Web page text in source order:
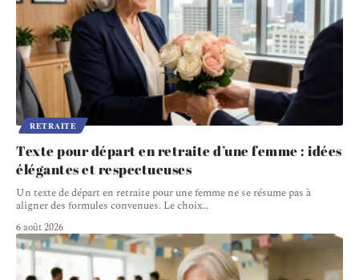
RETRAITE
Texte pour départ en retraite d’une femme : idées
élégantes et respectueuses
Un texte de départ en retraite pour une femme ne se résume pas à
aligner des formules convenues. Le choix…
6 août 2026